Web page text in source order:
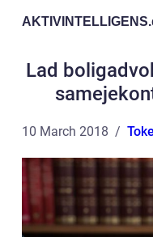
AKTIVINTELLIGENS.
Lad
10 March 2018